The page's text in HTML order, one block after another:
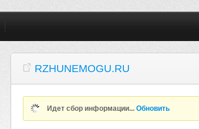
RZHUNEMOGU.RU
Идет сбор информации...Обновить